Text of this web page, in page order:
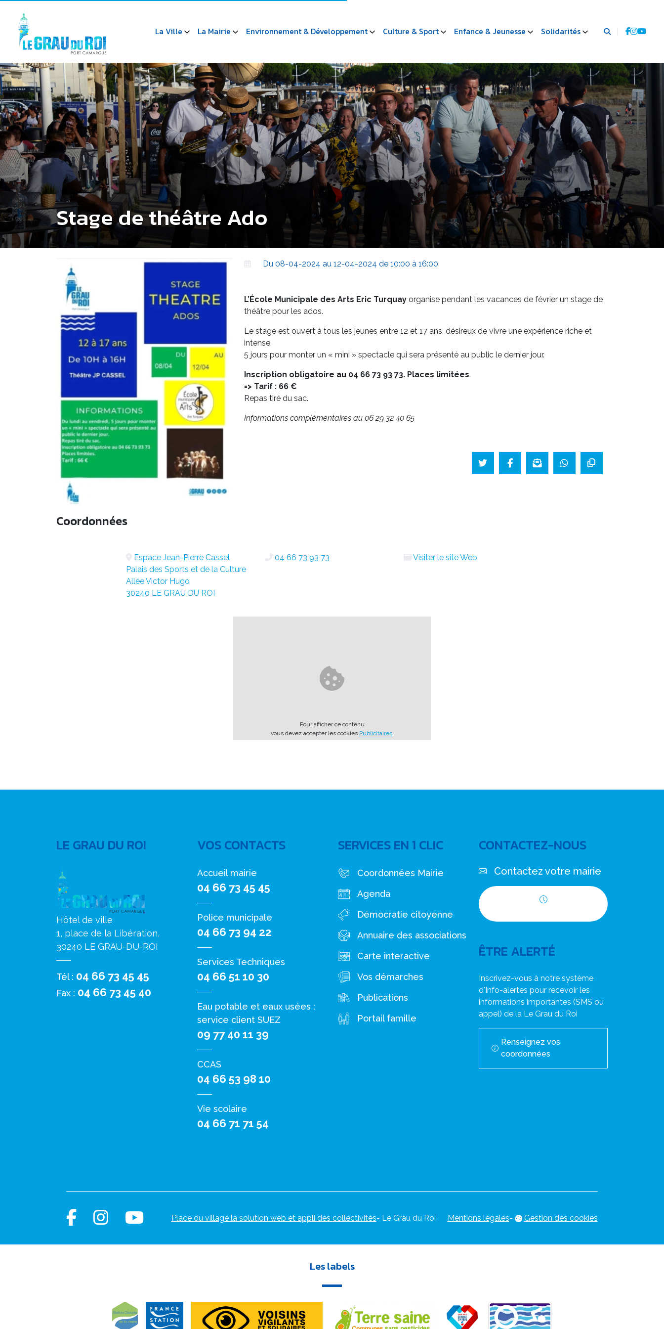
La Ville La Mairie Environnement & Développement Culture & Sport Enfance & Jeunesse Solidarités
Stage de théâtre Ado
Du 08-04-2024 au 12-04-2024 de 10:00 à 16:00
L’École Municipale des Arts Eric Turquayorganise pendant les vacances de février un stage de
théâtre pour les ados.
Le stage est ouvert à tous les jeunes entre 12 et 17 ans, désireux de vivre une expérience riche et
intense.
5 jours pour monter un « mini » spectacle qui sera présenté au public le dernier jour.
Inscription obligatoire au 04 66 73 93 73. Places limitées.
=> Tarif : 66 €
Repas tiré du sac.
Informations complémentaires au 06 29 32 40 65
Coordonnées
Espace Jean-Pierre Cassel
Palais des Sports et de la Culture
Allée Victor Hugo
30240 LE GRAU DU ROI
04 66 73 93 73 Visiter le site Web
Pour afficher ce contenu
vous devez accepter les cookies Publicitaires.
LE GRAU DU ROI
Hôtel de ville
1, place de la Libération,
30240 LE GRAU-DU-ROI
Tél : 04 66 73 45 45
Fax : 04 66 73 45 40
VOS CONTACTS
Accueil mairie
04 66 73 45 45
Police municipale
04 66 73 94 22
Services Techniques
04 66 51 10 30
Eau potable et eaux usées :
service client SUEZ
09 77 40 11 39
CCAS
04 66 53 98 10
Vie scolaire
04 66 71 71 54
SERVICES EN 1 CLIC
Coordonnées Mairie
Agenda
Démocratie citoyenne
Annuaire des associations
Carte interactive
Vos démarches
Publications
Portail famille
CONTACTEZ-NOUS
Contactez votre mairie
ÊTRE ALERTÉ
Inscrivez-vous à notre système
d'Info-alertes pour recevoir les
informations importantes (SMS ou
appel) de la Le Grau du Roi
Renseignez vos
coordonnées
Place du village la solution web et appli des collectivités- Le Grau du Roi Mentions légales- Gestion des cookies
Les labels